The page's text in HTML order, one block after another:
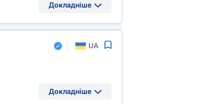
Докладніше
UA
Докладніше